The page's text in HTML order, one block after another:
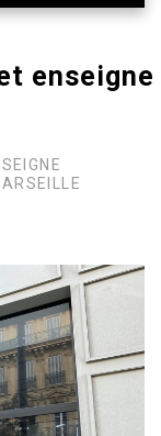
enseigne